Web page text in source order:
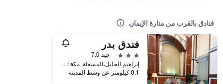
فنادق بالقرب من منارة الإيمان
فندق بدر
3 نجوم
جيد 7.0
إبراهيم الخليل،المسفلة, مكة المكرمة, المملكة العربية السعودية
0.1 كيلومتر عن وسط المدينة